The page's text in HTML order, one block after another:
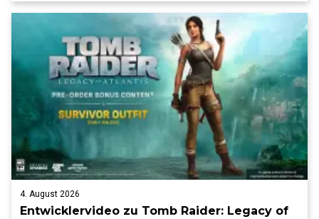
4. August 2026
Entwicklervideo zu Tomb Raider: Legacy of